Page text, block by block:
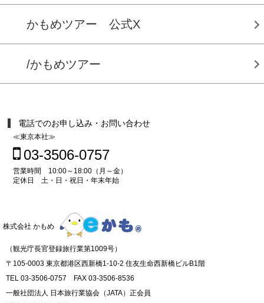
かもめツアー 公式X
/かもめツアー
電話でのお申し込み・お問い合わせ
≪東京本社≫
03-3506-0757
営業時間 10:00～18:00（月～金）
定休日 土・日・祝日・年末年始
株式会社 かもめ
（観光庁長官登録旅行業第1009号）
〒105-0003 東京都港区西新橋1-10-2 住友生命西新橋ビルB1階
TEL 03-3506-0757 FAX 03-3506-8536
一般社団法人 日本旅行業協会（JATA）正会員